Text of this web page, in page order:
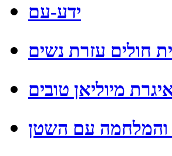
ידע-עם
חולים עזרת נשים
מיוליאן טובים
והמלחמה עם השטן